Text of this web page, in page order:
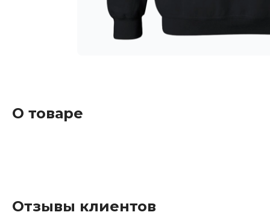
О товаре
Отзывы клиентов